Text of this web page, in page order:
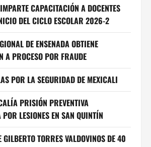
CAPACITACIÓN A DOCENTES
DEL CICLO ESCOLAR 2026-2
DE ENSENADA OBTIENE
A PROCESO POR FRAUDE
POR LA SEGURIDAD DE MEXICALI
PRISIÓN PREVENTIVA
LESIONES EN SAN QUINTÍN
GILBERTO TORRES VALDOVINOS DE 40